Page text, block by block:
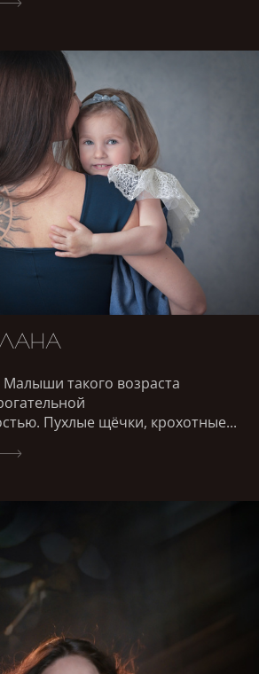
такого возраста
Пухлые щёчки, крохотные...